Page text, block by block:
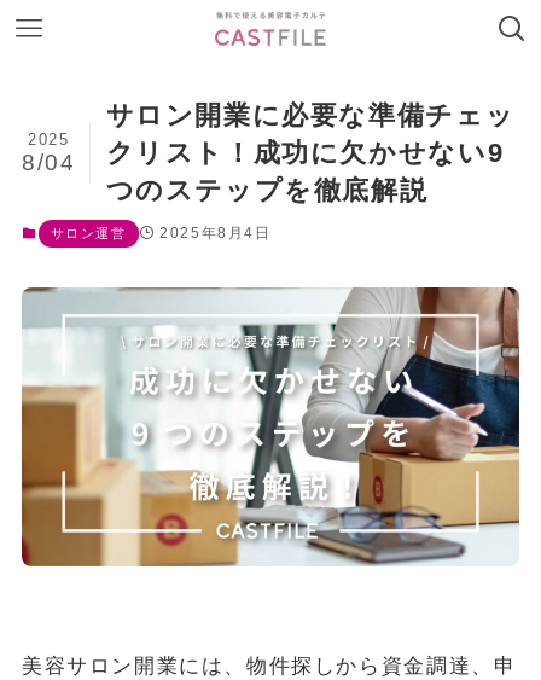
サロン開業に必要な準備チェッ
クリスト！成功に欠かせない9
つのステップを徹底解説
2025
8/04
サロン運営 2025年8月4日
美容サロン開業には、物件探しから資金調達、申